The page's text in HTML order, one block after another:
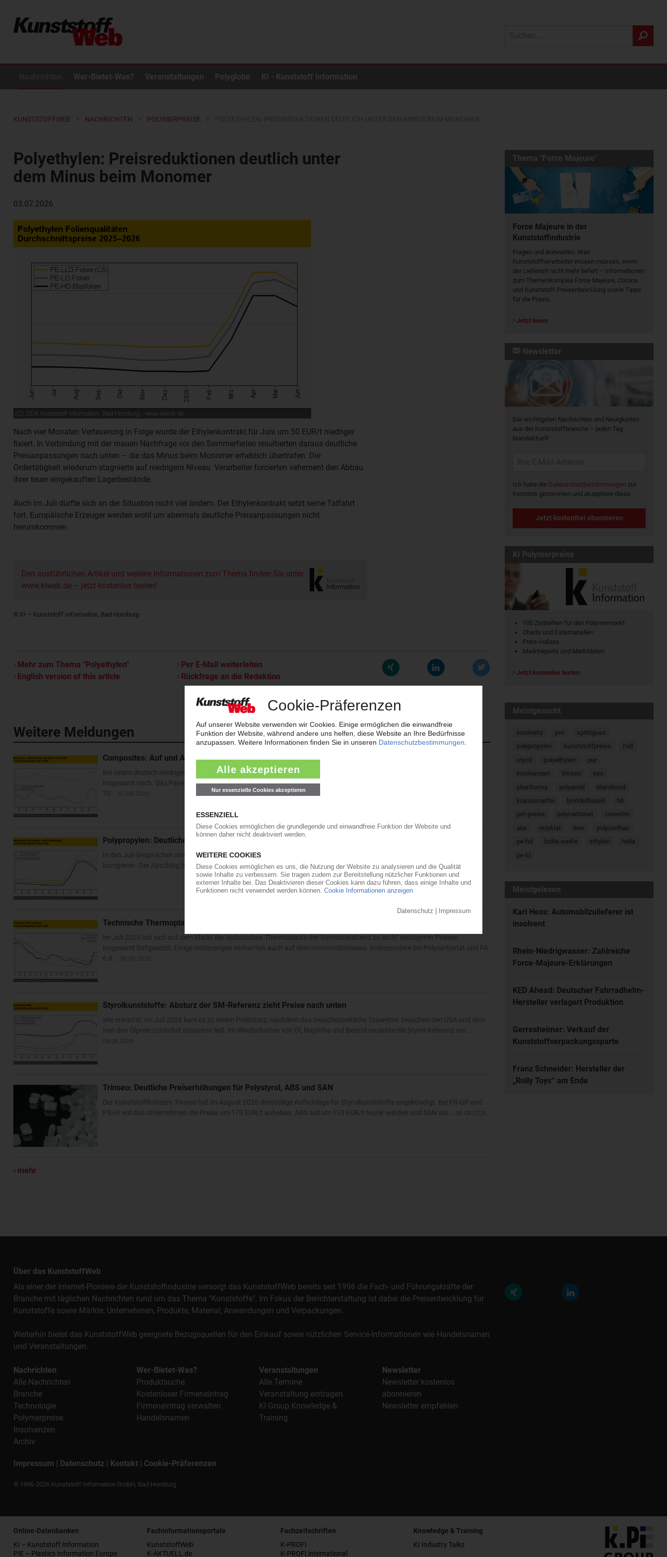
Wer-Bietet-Was? Veranstaltungen Polyglobe KI - Kunststoff Information
KUNSTSTOFFWEB NACHRICHTEN POLYMERPREISE
Polyethylen: Preisreduktionen deutlich unter
dem Minus beim Monomer
03.07.2026
Nach vier Monaten Verteuerung in Folge wurde der Ethylenkontrakt für Juni um 50 EUR/t niedriger
fixiert. In Verbindung mit der mauen Nachfrage vor den Sommerferien resultierten daraus deutliche
Preisanpassungen nach unten – die das Minus beim Monomer erheblich übertrafen. Die
Ordertätigkeit wiederum stagnierte auf niedrigem Niveau. Verarbeiter forcierten vehement den Abbau
ihrer teuer eingekauften Lagerbestände.
Auch im Juli dürfte sich an der Situation nicht viel ändern. Der Ethylenkontrakt setzt seine Talfahrt
fort. Europäische Erzeuger werden wohl um abermals deutliche Preisanpassungen nicht
herumkommen.
Den ausführlichen Artikel und weitere Informationen zum Thema finden Sie unter
www.kiweb.de – jetzt kostenlos testen!
© KI – Kunststoff Information, Bad Homburg
Mehr zum Thema "Polyethylen"
English version of this article
Per E-Mail weiterleiten
Rückfrage an die Redaktion
Weitere Meldungen
Composites: Auf und Ab bei Styrol sorgt für Volatilität der Harze
Bei einem deutlich niedriger fixierten Styrol-Kontrakt und einer nach wie vor geringen Nachfrage gaben die Harzpreise
insgesamt nach. Das Panel von Kunststoff Information meldete Veränderungen zwischen dem Rollover und Abschlägen von
70...
Polypropylen: Deutliche Preiskorrekturen im Juli
In den Juli-Gesprächen einigten sich Erzeuger und Verarbeiter darauf, das extrem hohe Preisniveau deutlich nach unten zu
korrigieren. Der Abschlag beim Vorprodukt Propylen von 190 EUR/t war dabei nur ein erster Anhaltspunkt, die...06.08.2026
Technische Thermoplaste: Überwiegend leichte Abschläge
Im Juli 2026 hat sich auf dem Markt der technischen Thermoplaste der Vormonatstrend zu leicht niedrigeren Preisen
insgesamt fortgesetzt. Einige Notierungen verharrten auch auf dem Vormonatsniveau. Insbesondere bei Polycarbonat und PA
6.6...
Styrolkunststoffe: Absturz der SM-Referenz zieht Preise nach unten
Wie erwartet: Im Juli 2026 kam es zu einem Preissturz, nachdem das zwischenzeitliche Tauwetter zwischen den USA und dem
Iran den Ölpreis zunächst absacken ließ. Im Windschatten von Öl, Naphtha und Benzol rauschte die Styrol-Referenz um...
Trinseo: Deutliche Preiserhöhungen für Polystyrol, ABS und SAN
Der Kunststoffkonzern Trinseo hat im August 2026 dreistellige Aufschläge für Styrolkunststoffe angekündigt. Bei PS-GP und
PS-HI will das Unternehmen die Preise um 170 EUR/t anheben. ABS soll um 110 EUR/t teurer werden und SAN um...
mehr
Thema "Force Majeure"
Force Majeure in der
Kunststoffindustrie
Fragen und Antworten: Was
Kunst­stoff­verarbeiter wissen müssen, wenn
der Lieferant nicht mehr liefert – Informationen
zum Themenkomplex Force Majeure, Corona
und Kunststoff-Preisentwicklung sowie Tipps
für die Praxis.
Jetzt lesen
Newsletter
Die wichtigsten Nachrichten und Neuigkeiten
aus der Kunststoffbranche – jeden Tag
brandaktuell!
Ich habe die Datenschutzbestimmungen zur
Kenntnis genommen und akzeptiere diese.
Jetzt kostenfrei abonnieren
KI Polymerpreise
100 Zeitreihen für den Polymermarkt
Charts und Datentabellen
Preis-Indizes
Marktreports und Marktdaten
Jetzt kostenlos testen
Meistgesucht
insolvenz pvc
spritzguss
polypropylen
kunststoffpreise
mdi
styrol
polyethylen
pur
insolvenzen
trinseo
eps
plastforma
polyamid
titandioxid
kraussmaffei
lyondellbasell
tdi
pet-preise
polycarbonat
covestro
abs
rezyklat dow
polyurethan
pe-hd
bolta-werke ethylen
hella
pe-ld
Meistgelesen
Karl Hess: Automobilzulieferer ist
insolvent
Rhein-Niedrigwasser: Zahlreiche
Force-Majeure-Erklärungen
KED Ahead: Deutscher Fahrradhelm-
Hersteller verlagert Produktion
Gerresheimer: Verkauf der
Kunststoffverpackungssparte
Franz Schneider: Hersteller der
„Rolly Toys“ am Ende
Über das KunststoffWeb
Als einer der Internet-Pioniere der Kunststoffindustrie versorgt das KunststoffWeb bereits seit 1996 die Fach- und Führungskräfte der
Branche mit täglichen Nachrichten rund um das Thema "Kunststoffe". Im Fokus der Berichterstattung ist dabei die Preisentwicklung für
Kunststoffe sowie Märkte, Unternehmen, Produkte, Material, Anwendungen und Verpackungen.
Weiterhin bietet das KunststoffWeb geeignete Bezugsquellen für den Einkauf sowie nützlichen Service-Informationen wie Handelsnamen
und Veranstaltungen.
Nachrichten
Alle Nachrichten
Branche
Technologie
Polymerpreise
Insolvenzen
Archiv
Wer-Bietet-Was?
Produktsuche
Kostenloser Firmeneintrag
Firmeneintrag verwalten
Handelsnamen
Veranstaltungen
Alle Termine
Veranstaltung eintragen
KI Group Knowledge &
Training
Newsletter
Newsletter kostenlos
abonnieren
Newsletter empfehlen
Impressum | Datenschutz | Kontakt | Cookie-Präferenzen
© 1996-2026 Kunststoff Information GmbH, Bad Homburg
Online-Datenbanken
KI – Kunststoff Information
PIE – Plastics Information Europe
Fachinformationsportale
KunststoffWeb
K-AKTUELL.de
Fachzeitschriften
K-PROFI
K-PROFI international
Knowledge & Training
KI Industry Talks